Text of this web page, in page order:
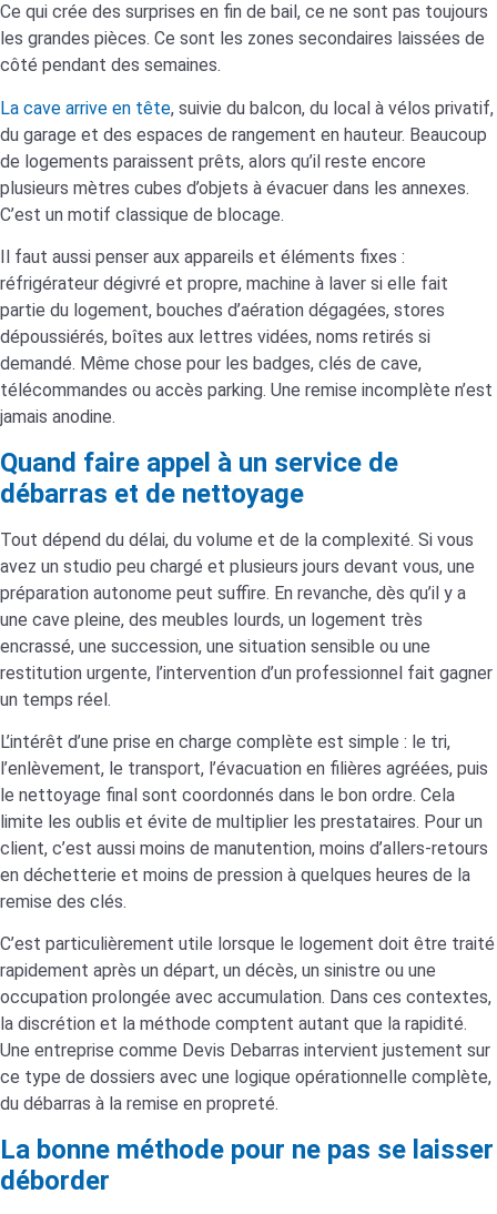
Ce qui crée des surprises en fin de bail, ce ne sont pas toujours
les grandes pièces. Ce sont les zones secondaires laissées de
côté pendant des semaines.
La cave arrive en tête, suivie du balcon, du local à vélos privatif,
du garage et des espaces de rangement en hauteur. Beaucoup
de logements paraissent prêts, alors qu’il reste encore
plusieurs mètres cubes d’objets à évacuer dans les annexes.
C’est un motif classique de blocage.
Il faut aussi penser aux appareils et éléments fixes :
réfrigérateur dégivré et propre, machine à laver si elle fait
partie du logement, bouches d’aération dégagées, stores
dépoussiérés, boîtes aux lettres vidées, noms retirés si
demandé. Même chose pour les badges, clés de cave,
télécommandes ou accès parking. Une remise incomplète n’est
jamais anodine.
Quand faire appel à un service de
débarras et de nettoyage
Tout dépend du délai, du volume et de la complexité. Si vous
avez un studio peu chargé et plusieurs jours devant vous, une
préparation autonome peut suffire. En revanche, dès qu’il y a
une cave pleine, des meubles lourds, un logement très
encrassé, une succession, une situation sensible ou une
restitution urgente, l’intervention d’un professionnel fait gagner
un temps réel.
L’intérêt d’une prise en charge complète est simple : le tri,
l’enlèvement, le transport, l’évacuation en filières agréées, puis
le nettoyage final sont coordonnés dans le bon ordre. Cela
limite les oublis et évite de multiplier les prestataires. Pour un
client, c’est aussi moins de manutention, moins d’allers-retours
en déchetterie et moins de pression à quelques heures de la
remise des clés.
C’est particulièrement utile lorsque le logement doit être traité
rapidement après un départ, un décès, un sinistre ou une
occupation prolongée avec accumulation. Dans ces contextes,
la discrétion et la méthode comptent autant que la rapidité.
Une entreprise comme Devis Debarras intervient justement sur
ce type de dossiers avec une logique opérationnelle complète,
du débarras à la remise en propreté.
La bonne méthode pour ne pas se laisser
déborder